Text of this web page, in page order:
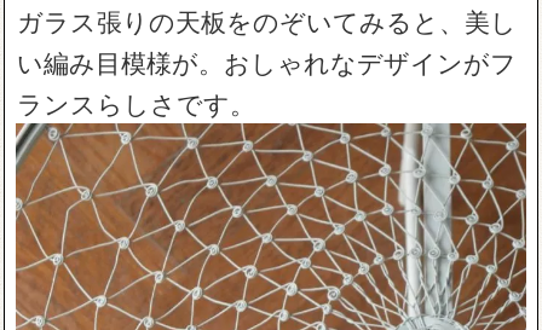
ガラス張りの天板をのぞいてみると、美し
い編み目模様が。おしゃれなデザインがフ
ランスらしさです。